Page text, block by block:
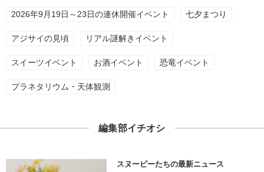
2026年9月19日～23日の連休開催イベント 七夕まつり
アジサイの見頃 リアル謎解きイベント
スイーツイベント お酒イベント 恐竜イベント
プラネタリウム・天体観測
編集部イチオシ
スヌーピーたちの最新ニュース